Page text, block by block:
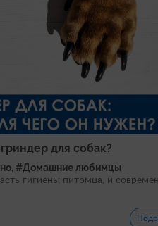
для собак?
#Домашние любимцы
гигиены питомца, и